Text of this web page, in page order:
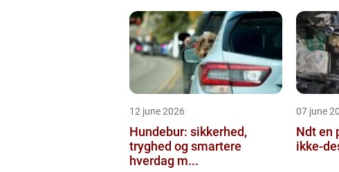
12 june 2026
Hundebur: sikkerhed,
tryghed og smartere
hverdag m...
07 june
Ndt en praktisk guide til
ikke-